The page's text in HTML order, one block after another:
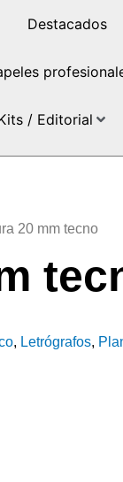
Destacados
/ Editorial
20 mm tecno
, Letrógrafos,